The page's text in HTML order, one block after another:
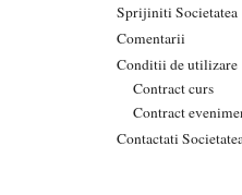
Sprijiniti Societatea
Comentarii
Conditii de utilizare
Contract curs
Contract
Contactati